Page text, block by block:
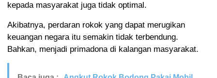
kepada masyarakat juga tidak optimal.
Akibatnya, perdaran rokok yang dapat merugikan
keuangan negara itu semakin tidak terbendung.
Bahkan, menjadi primadona di kalangan masyarakat.